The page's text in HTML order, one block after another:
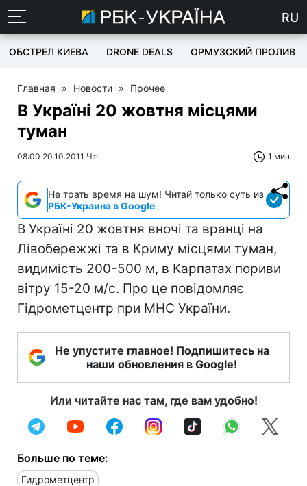
RU
ОБСТРЕЛ КИЕВА DRONE DEALS ОРМУЗСКИЙ ПРОЛИВ
Главная » Новости » Прочее
В Україні 20 жовтня місцями
туман
08:00 20.10.2011 Чт 1 мин
Не трать время на шум! Читай только суть из
РБК-Украина в Google
В Україні 20 жовтня вночі та вранці на
Лівобережжі та в Криму місцями туман,
видимість 200-500 м, в Карпатах пориви
вітру 15-20 м/с. Про це повідомляє
Гідрометцентр при МНС України.
Не упустите главное! Подпишитесь на
наши обновления в Google!
Или читайте нас там, где вам удобно!
Больше по теме:
Гидрометцентр